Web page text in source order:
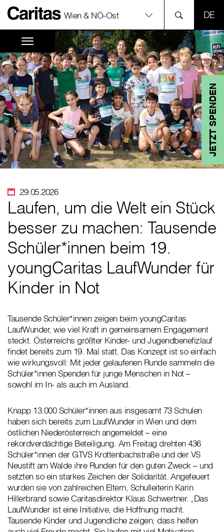
Wien & NÖ-Ost
JETZT SPENDEN
29.05.2026
Laufen, um die Welt ein Stück
besser zu machen: Tausende
Schüler*innen beim 19.
youngCaritas LaufWunder für
Kinder in Not
Tausende Schüler*innen zeigen beim youngCaritas
LaufWunder, wie viel Kraft in gemeinsamem Engagement
steckt. Österreichs größter Kinder- und Jugendbenefizlauf
findet bereits zum 19. Mal statt. Das Konzept ist so einfach
wie wirkungsvoll: Mit jeder gelaufenen Runde sammeln die
Schüler*innen Spenden für junge Menschen in Not –
sowohl im In- als auch im Ausland.
Knapp 13.000 Schüler*innen aus insgesamt 73 Schulen
haben sich bereits zum LaufWunder in Wien und dem
östlichen Niederösterreich angemeldet – eine
rekordverdächtige Beteiligung. Am Freitag drehten 436
Schüler*innen der GTVS Krottenbachstraße und der VS
Neustift am Walde ihre Runden für den guten Zweck – und
setzten so ein starkes Zeichen der Solidarität. Angefeuert
wurden sie von zahlreichen Eltern, Schulleiterin Karin
Hillerbrand sowie Caritasdirektor Klaus Schwertner. „Das
LaufWunder ist eine Initiative, die Hoffnung macht.
Tausende Kinder und Jugendliche zeigen, dass helfen